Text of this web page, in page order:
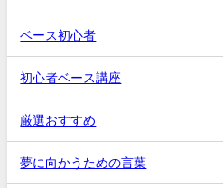
ベース初心者
初心者ベース講座
厳選おすすめ
夢に向かうための言葉